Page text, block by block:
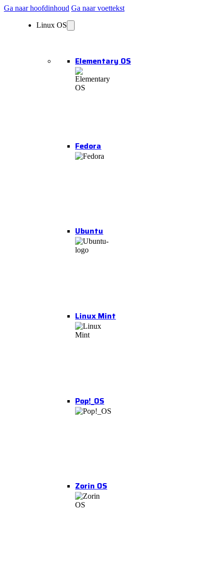
Ga naar hoofdinhoud Ga naar voettekst
Linux OS
Elementary OS
Fedora
Ubuntu
Linux Mint
Pop!_OS
Zorin OS